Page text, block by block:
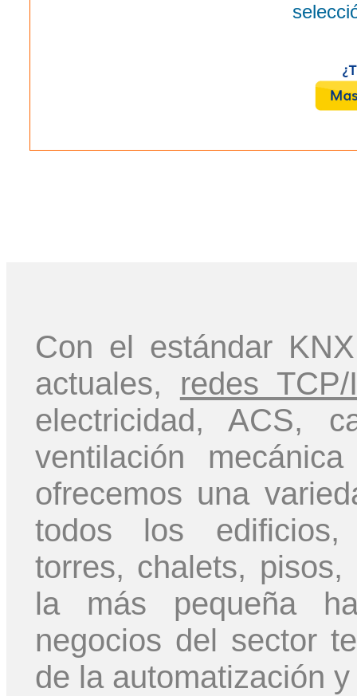
Con el estándar
actuales, redes TCP/
electricidad, ACS,
ventilación
ofrecemos una
todos los edificios,
torres, chalets,
la más pequeña
negocios del sector
de la automatización